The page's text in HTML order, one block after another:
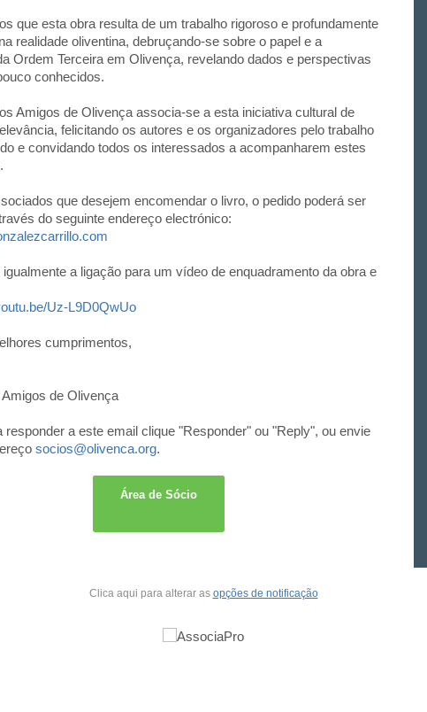
que esta obra resulta de um trabalho rigoroso e profundamente
realidade oliventina, debruçando-se sobre o papel e a
Ordem Terceira em Olivença, revelando dados e perspectivas
conhecidos.
Amigos de Olivença associa-se a esta iniciativa cultural de
felicitando os autores e os organizadores pelo trabalho
e convidando todos os interessados a acompanharem estes
que desejem encomendar o livro, o pedido poderá ser
do seguinte endereço electrónico:
a ligação para um vídeo de enquadramento da obra e
Uz-L9D0QwUo
cumprimentos,
de Olivença
responder a este email clique "Responder" ou "Reply", ou envie
socios@olivenca.org.
Área de Sócio
Clica aqui para alterar as opções de notificação